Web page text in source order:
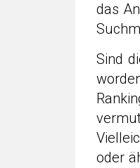
das
Sind
oder